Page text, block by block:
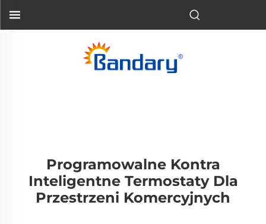
Programowalne Kontra
Inteligentne Termostaty Dla
Przestrzeni Komercyjnych